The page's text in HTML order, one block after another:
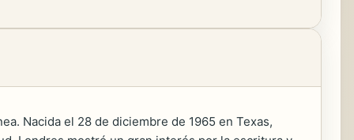
Nacida el 28 de diciembre de 1965 en Texas,